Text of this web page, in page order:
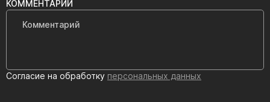
КОММЕНТАРИЙ
Согласие на обработку персональных данных